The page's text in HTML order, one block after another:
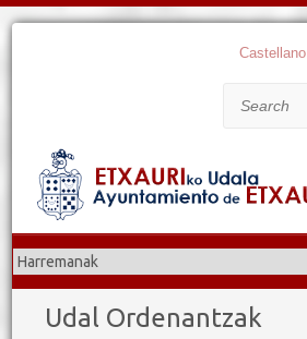
Castellano
Udal Ordenantzak